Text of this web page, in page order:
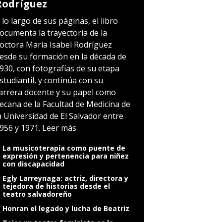
lo largo de sus páginas, el libro
la trayectoria de la
María Isabel Rodríguez
su formación en la década de
con fotografías de su etapa
y continúa con su
docente y su papel como
de la Facultad de Medicina de
Universidad de El Salvador entre
y 1971. Leer más
La musicoterapia como puente de
expresión y pertenencia para niñez
con discapacidad
Egly Larreynaga: actriz, directora y
tejedora de historias desde el
teatro salvadoreño
Honran el legado y lucha de Beatriz